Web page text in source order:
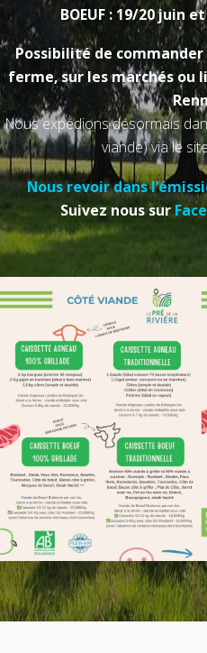
BOEUF : 19/20 juin
Possibilité de
ferme, sur les marchés ou
Nous expédions désormais
viande) via le site
Nous revoir dans
Suivez nous sur